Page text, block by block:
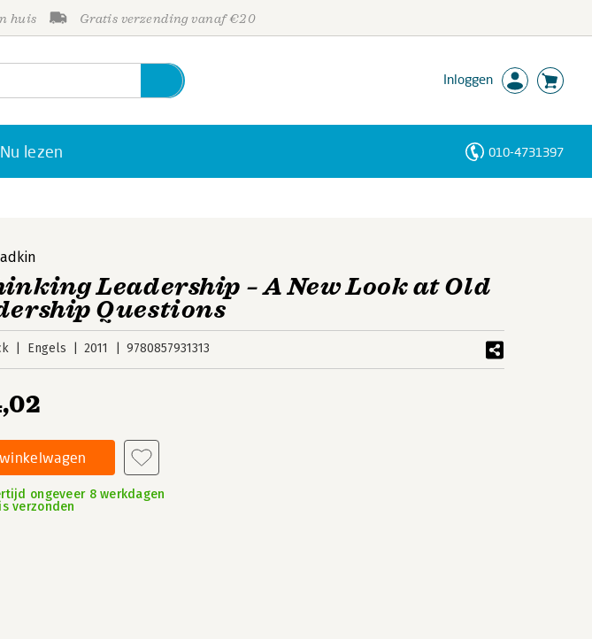
huis Gratis verzending vanaf €20
Inloggen
Nu lezen 010-4731397
Leadership – A New Look at Old
Questions
Engels 2011 9780857931313
ongeveer 8 werkdagen
verzonden
Personen